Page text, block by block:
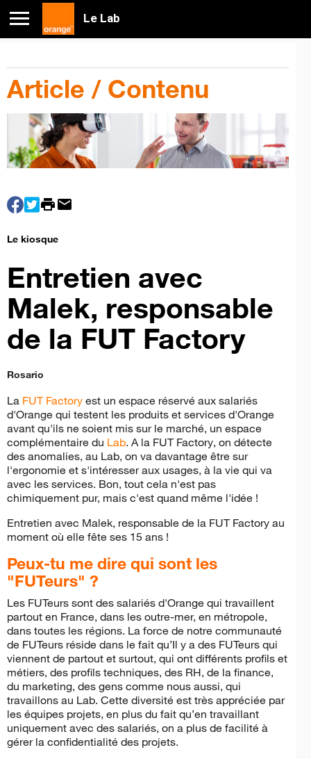
Le Lab
Article / Contenu
printmail
Le kiosque
Entretien avec
Malek, responsable
de la FUT Factory
Rosario
La FUT Factory est un espace réservé aux salariés
d'Orange qui testent les produits et services d'Orange
avant qu'ils ne soient mis sur le marché, un espace
complémentaire du Lab. A la FUT Factory, on détecte
des anomalies, au Lab, on va davantage être sur
l'ergonomie et s'intéresser aux usages, à la vie qui va
avec les services. Bon, tout cela n'est pas
chimiquement pur, mais c'est quand même l'idée !
Entretien avec Malek, responsable de la FUT Factory au
moment où elle fête ses 15 ans !
Peux-tu me dire qui sont les
"FUTeurs" ?
Les FUTeurs sont des salariés d'Orange qui travaillent
partout en France, dans les outre-mer, en métropole,
dans toutes les régions. La force de notre communauté
de FUTeurs réside dans le fait qu’Il y a des FUTeurs qui
viennent de partout et surtout, qui ont différents profils et
métiers, des profils techniques, des RH, de la finance,
du marketing, des gens comme nous aussi, qui
travaillons au Lab. Cette diversité est très appréciée par
les équipes projets, en plus du fait qu’en travaillant
uniquement avec des salariés, on a plus de facilité à
gérer la confidentialité des projets.